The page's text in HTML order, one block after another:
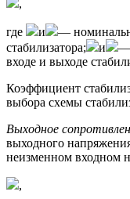
,
где и
—
стабилизатора;
и
—
входе и выходе
Коэффициент
выбора схемы
Выходное
выходного
неизменном входном
,